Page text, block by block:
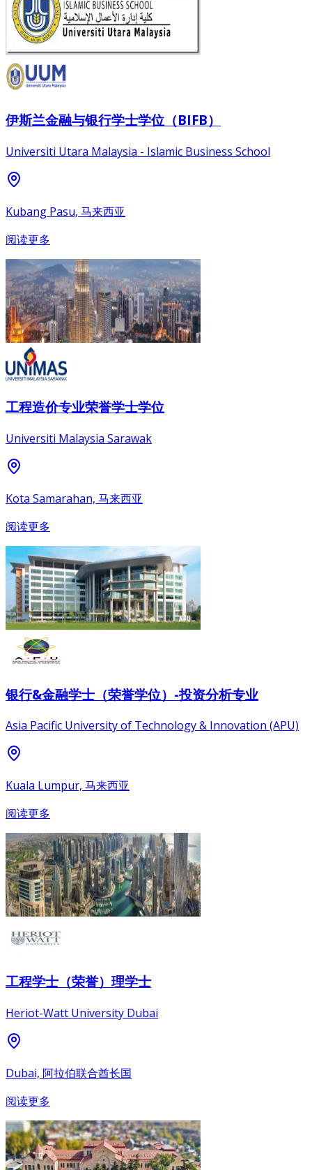
伊斯兰金融与银行学士学位（BIFB）
Universiti Utara Malaysia - Islamic Business School
Kubang Pasu, 马来西亚
阅读更多
工程造价专业荣誉学士学位
Universiti Malaysia Sarawak
Kota Samarahan, 马来西亚
阅读更多
银行&金融学士（荣誉学位）-投资分析专业
Asia Pacific University of Technology & Innovation (APU)
Kuala Lumpur, 马来西亚
阅读更多
工程学士（荣誉）理学士
Heriot-Watt University Dubai
Dubai, 阿拉伯联合酋长国
阅读更多